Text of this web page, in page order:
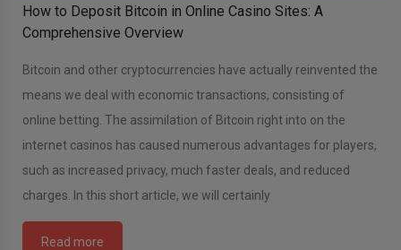
How to Deposit Bitcoin in Online Casino Sites: A
Comprehensive Overview
Bitcoin and other cryptocurrencies have actually reinvented the
means we deal with economic transactions, consisting of
online betting. The assimilation of Bitcoin right into on the
internet casinos has caused numerous advantages for players,
such as increased privacy, much faster deals, and reduced
charges. In this short article, we will certainly
Read more